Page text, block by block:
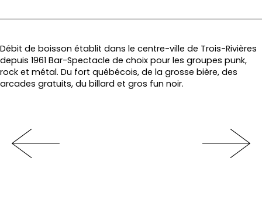
Débit de boisson établit dans le centre-ville de Trois-Rivières
depuis 1961 Bar-Spectacle de choix pour les groupes punk,
rock et métal. Du fort québécois, de la grosse bière, des
arcades gratuits, du billard et gros fun noir.